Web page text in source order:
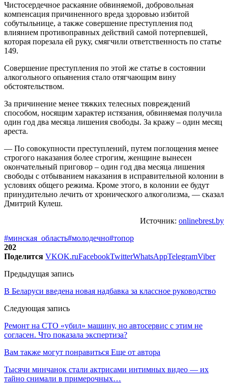
Чистосердечное раскаяние обвиняемой, добровольная
компенсация причиненного вреда здоровью избитой
собутыльнице, а также совершение преступления под
влиянием противоправных действий самой потерпевшей,
которая порезала ей руку, смягчили ответственность по статье
149.
Совершение преступления по этой же статье в состоянии
алкогольного опьянения стало отягчающим вину
обстоятельством.
За причинение менее тяжких телесных повреждений
способом, носящим характер истязания, обвиняемая получила
один год два месяца лишения свободы. За кражу – один месяц
ареста.
— По совокупности преступлений, путем поглощения менее
строгого наказания более строгим, женщине вынесен
окончательный приговор – один год два месяца лишения
свободы с отбыванием наказания в исправительной колонии в
условиях общего режима. Кроме этого, в колонии ее будут
принудительно лечить от хронического алкоголизма, — сказал
Дмитрий Кулеш.
Источник: onlinebrest.by
#минская_область#молодечно#топор
202
Поделится VKOK.ruFacebookTwitterWhatsAppTelegramViber
Предыдущая запись
В Беларуси введена новая надбавка за классное руководство
Следующая запись
Ремонт на СТО «убил» машину, но автосервис с этим не
согласен. Что показала экспертиза?
Вам также могут понравиться Еще от автора
Тысячи минчанок стали актрисами интимных видео — их
тайно снимали в примерочных…